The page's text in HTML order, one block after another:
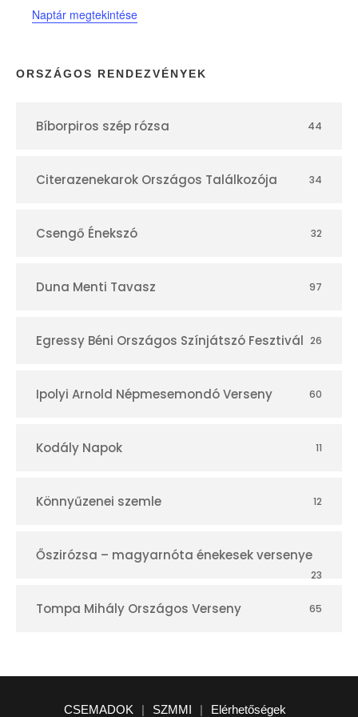
a
p
r
Naptár megtekintése
ORSZÁGOS RENDEZVÉNYEK
Bíborpiros szép rózsa 44
Citerazenekarok Országos Találkozója 34
Csengő Énekszó 32
Duna Menti Tavasz 97
Egressy Béni Országos Színjátszó Fesztivál 26
Ipolyi Arnold Népmesemondó Verseny 60
Kodály Napok 11
Könnyűzenei szemle 12
Őszirózsa – magyarnóta énekesek versenye
23
Tompa Mihály Országos Verseny 65
CSEMADOK | SZMMI | Elérhetőségek